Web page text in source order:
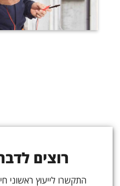
רוצים
התקשרו לייעוץ ראשוני חינם: 053-